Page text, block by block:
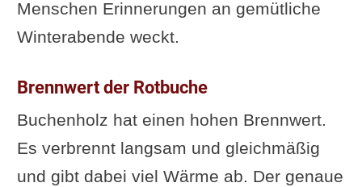
Menschen Erinnerungen an gemütliche
Winterabende weckt.
Brennwert der Rotbuche
Buchenholz hat einen hohen Brennwert.
Es verbrennt langsam und gleichmäßig
und gibt dabei viel Wärme ab. Der genaue